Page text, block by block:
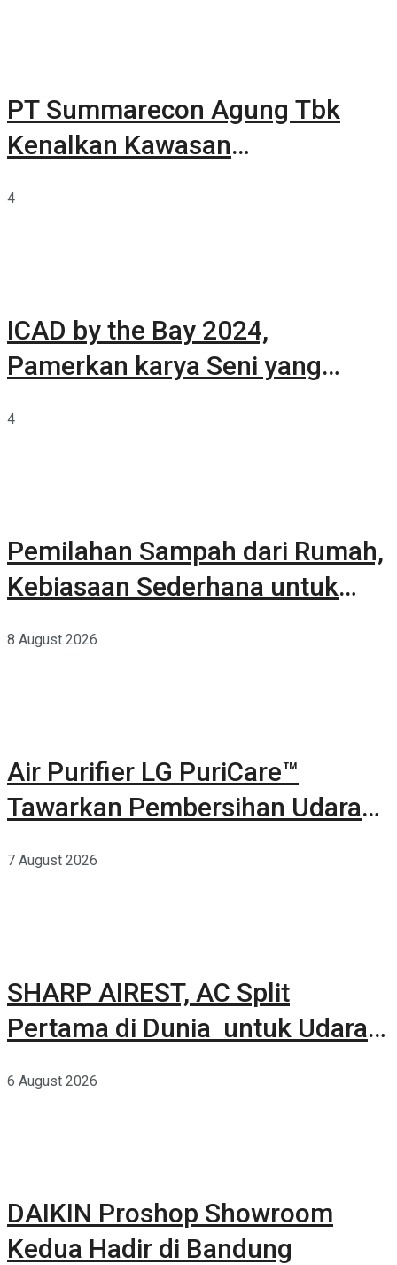
PT Summarecon Agung Tbk
Kenalkan Kawasan
4
ICAD by the Bay 2024,
Pamerkan karya Seni yang
4
Pemilahan Sampah dari Rumah,
Kebiasaan Sederhana untuk
8 August 2026
Air Purifier LG PuriCare™
Tawarkan Pembersihan Udara
7 August 2026
SHARP AIREST, AC Split
Pertama di Dunia untuk Udara
6 August 2026
DAIKIN Proshop Showroom
Kedua Hadir di Bandung